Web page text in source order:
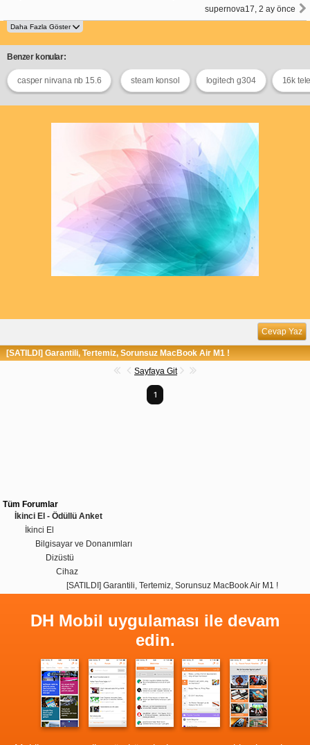
supernova17, 2 ay önce
Benzer konular:
casper nirvana nb 15.6 steam konsol logitech g304 16k
Cevap Yaz
[SATILDI] Garantili, Tertemiz, Sorunsuz MacBook Air M1 !
Sayfaya Git
1
Tüm Forumlar
İkinci El - Ödüllü Anket
İkinci El
Bilgisayar ve Donanımları
Dizüstü
Cihaz
[SATILDI] Garantili, Tertemiz, Sorunsuz MacBook Air M1 !
DH Mobil uygulaması ile devam
edin.